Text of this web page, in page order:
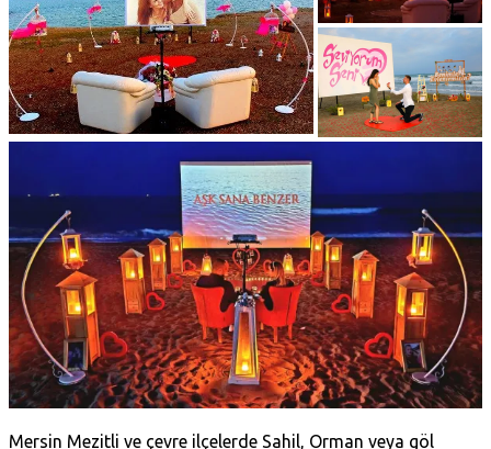
Mersin Mezitli ve çevre ilçelerde Sahil, Orman veya göl